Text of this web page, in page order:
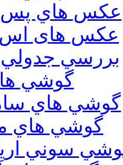
عكس هاي پس
عكس های
بررسي
گوشي
گوشي هاي
گوشي هاي
سوني